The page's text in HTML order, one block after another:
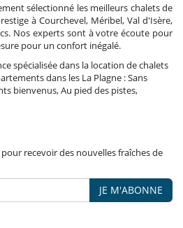
sélectionné les meilleurs chalets de
à Courchevel, Méribel, Val d'Isère,
Nos experts sont à votre écoute pour
pour un confort inégalé.
spécialisée dans la location de chalets
dans les La Plagne : Sans
bienvenus, Au pied des pistes,
recevoir des nouvelles fraîches de
JE M'ABONNE